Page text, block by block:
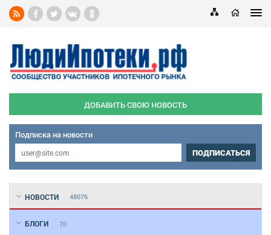
ДОБАВИТЬ СВОЮ НОВОСТЬ
Подписка на новости
ПОДПИСАТЬСЯ
НОВОСТИ 48076
БЛОГИ 70